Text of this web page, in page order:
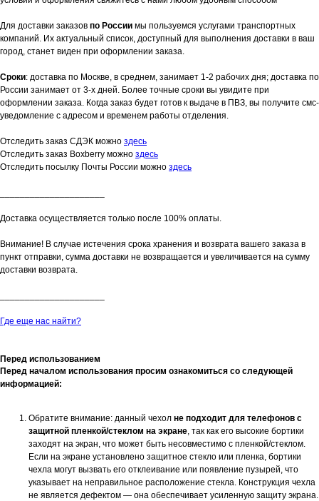
Для доставки заказов по России мы пользуемся услугами транспортных
компаний. Их актуальный список, доступный для выполнения доставки в ваш
город, станет виден при оформлении заказа.
Сроки: доставка по Москве, в среднем, занимает 1-2 рабочих дня; доставка по
России занимает от 3-х дней. Более точные сроки вы увидите при
оформлении заказа. Когда заказ будет готов к выдаче в ПВЗ, вы получите смс-
уведомление с адресом и временем работы отделения.
Отследить заказ СДЭК можно здесь
Отследить заказ Boxberry можно здесь
Отследить посылку Почты России можно здесь
Доставка осуществляется только после 100% оплаты.
Внимание! В случае истечения срока хранения и возврата вашего заказа в
пункт отправки, сумма доставки не возвращается и увеличивается на сумму
доставки возврата.
Где еще нас найти?
Перед использованием
Перед началом использования просим ознакомиться со следующей
информацией:
Обратите внимание: данный чехол не подходит для телефонов с
защитной пленкой/стеклом на экране , так как его высокие бортики
заходят на экран, что может быть несовместимо с пленкой/стеклом.
Если на экране установлено защитное стекло или пленка, бортики
чехла могут вызвать его отклеивание или появление пузырей, что
указывает на неправильное расположение стекла. Конструкция чехла
не является дефектом — она обеспечивает усиленную защиту экрана.